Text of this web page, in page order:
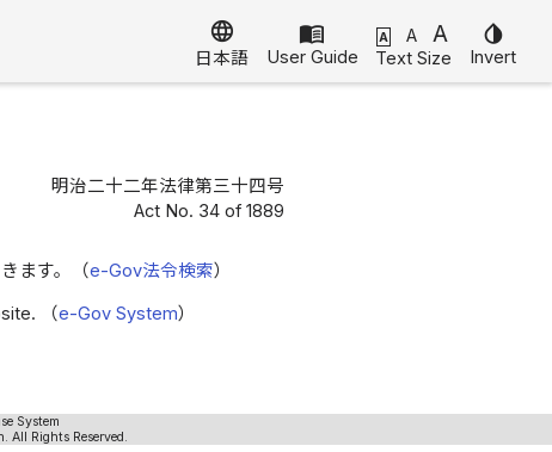
language
日本語
menu_book
User Guide
A A A
Text Size
invert_colors
Invert
明治二十二年法律第三十四号
Act No. 34 of 1889
ます。（e-Gov法令検索）
（e-Gov System）
System
Rights Reserved.